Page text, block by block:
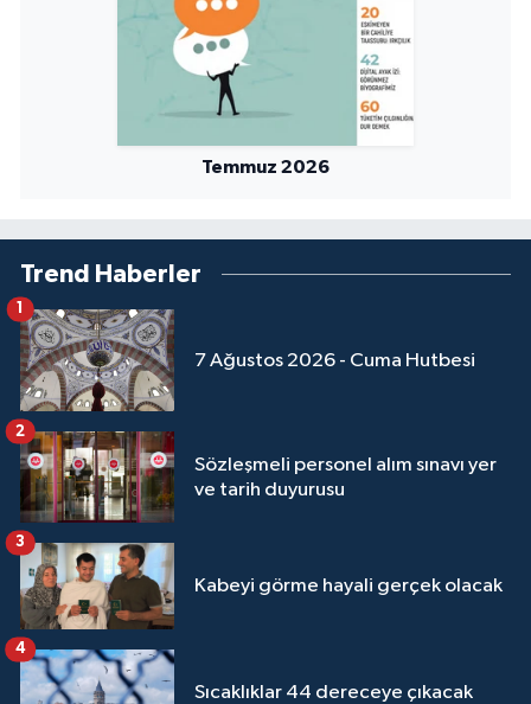
Temmuz 2026
Trend Haberler
7 Ağustos 2026 - Cuma Hutbesi
1
Sözleşmeli personel alım sınavı yer
ve tarih duyurusu
2
Kabeyi görme hayali gerçek olacak
3
Sıcaklıklar 44 dereceye çıkacak
4
Ordu Müftülüğü
Osmaniye Müftülüğü
Siirt Müftülüğü
Sinop Müftülüğü
Sivas Müftülüğü
Şanlıurfa Müftülüğü
Şırnak Müftülüğü
Tekirdağ Müftülüğü
Tokat Müftülüğü